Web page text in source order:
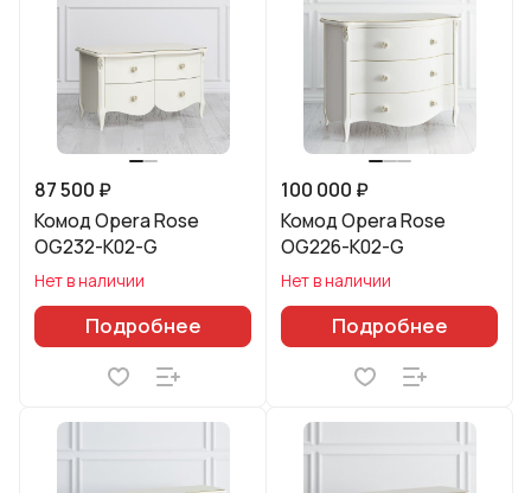
87 500 ₽
Комод Opera Rose
OG232-K02-G
Нет в наличии
Подробнее
100 000 ₽
Комод Opera Rose
OG226-K02-G
Нет в наличии
Подробнее